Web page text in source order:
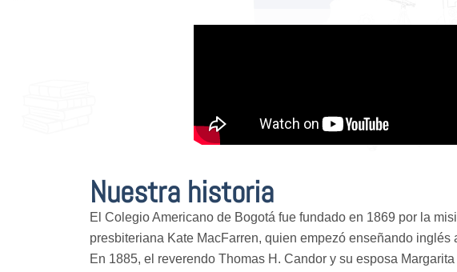
Nuestra historia
El Colegio Americano de Bogotá fue fundado en 1869 por la
presbiteriana Kate MacFarren, quien empezó enseñando inglés
En 1885, el reverendo Thomas H. Candor y su esposa Margarita